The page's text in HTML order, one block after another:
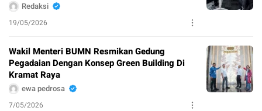
Redaksi
19/05/2026
Wakil Menteri BUMN Resmikan Gedung
Pegadaian Dengan Konsep Green Building Di
Kramat Raya
ewa pedrosa
7/05/2026